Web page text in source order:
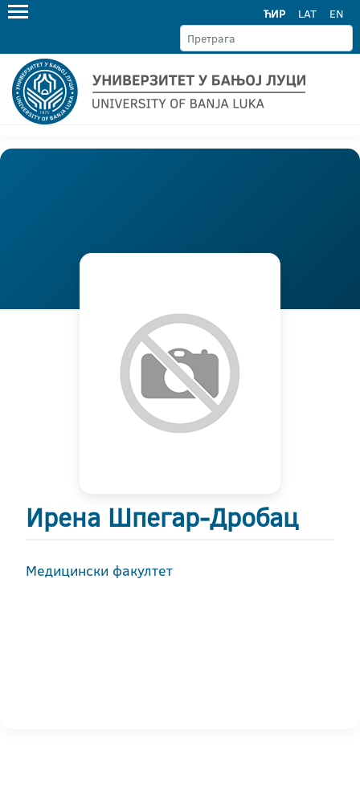
ЋИР LAT EN
Ирена Шпегар-Дробац
Медицински факултет